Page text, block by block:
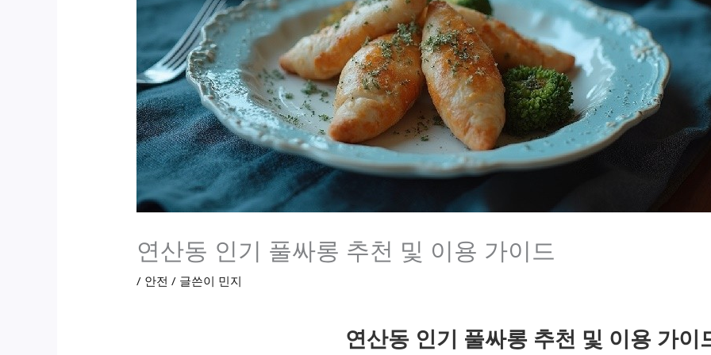
연산동 인기 풀싸롱 추천 및 이용 가이드
/ 안전 / 글쓴이 민지
연산동 인기 풀싸롱 추천 및 이용 가이